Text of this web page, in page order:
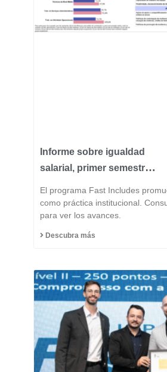
Informe sobre igualdad
salarial, primer semestre
El programa Fast Includes
como práctica institucional.
para ver los avances.
Descubra más